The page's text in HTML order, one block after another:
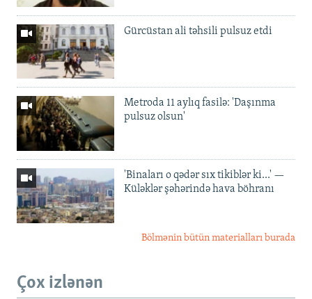
Gürcüstan ali təhsili pulsuz etdi
Metroda 11 aylıq fasilə: 'Daşınma
pulsuz olsun'
'Binaları o qədər sıx tikiblər ki...' —
Küləklər şəhərində hava böhranı
Bölmənin bütün materialları burada
Çox izlənən